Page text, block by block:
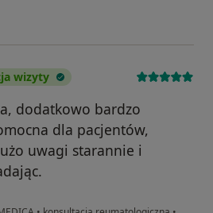
wizyty
dodatkowo bardzo
dla pacjentów,
uwagi starannie i